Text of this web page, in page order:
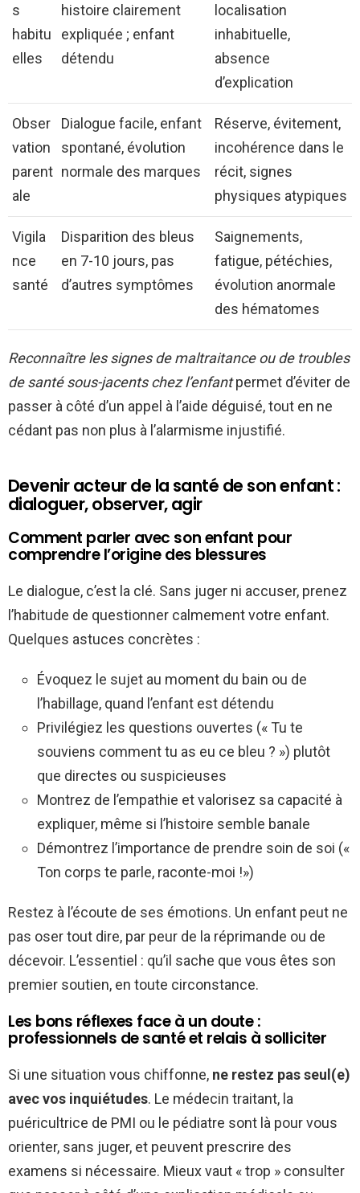
s
habitu
elles
histoire clairement
expliquée ; enfant
détendu
localisation
inhabituelle,
absence
d’explication
Obser
vation
parent
ale
Dialogue facile, enfant
spontané, évolution
normale des marques
Réserve, évitement,
incohérence dans le
récit, signes
physiques atypiques
Vigila
nce
santé
Disparition des bleus
en 7-10 jours, pas
d’autres symptômes
Saignements,
fatigue, pétéchies,
évolution anormale
des hématomes
Reconnaître les signes de maltraitance ou de troubles
de santé sous-jacents chez l’enfantpermet d’éviter de
passer à côté d’un appel à l’aide déguisé, tout en ne
cédant pas non plus à l’alarmisme injustifié.
Devenir acteur de la santé de son enfant :
dialoguer, observer, agir
Comment parler avec son enfant pour
comprendre l’origine des blessures
Le dialogue, c’est la clé. Sans juger ni accuser, prenez
l’habitude de questionner calmement votre enfant.
Quelques astuces concrètes :
Évoquez le sujet au moment du bain ou de
l’habillage, quand l’enfant est détendu
Privilégiez les questions ouvertes (« Tu te
souviens comment tu as eu ce bleu ? ») plutôt
que directes ou suspicieuses
Montrez de l’empathie et valorisez sa capacité à
expliquer, même si l’histoire semble banale
Démontrez l’importance de prendre soin de soi («
Ton corps te parle, raconte-moi !»)
Restez à l’écoute de ses émotions. Un enfant peut ne
pas oser tout dire, par peur de la réprimande ou de
décevoir. L’essentiel : qu’il sache que vous êtes son
premier soutien, en toute circonstance.
Les bons réflexes face à un doute :
professionnels de santé et relais à solliciter
Si une situation vous chiffonne, ne restez pas seul(e)
avec vos inquiétudes. Le médecin traitant, la
puéricultrice de PMI ou le pédiatre sont là pour vous
orienter, sans juger, et peuvent prescrire des
examens si nécessaire. Mieux vaut « trop » consulter